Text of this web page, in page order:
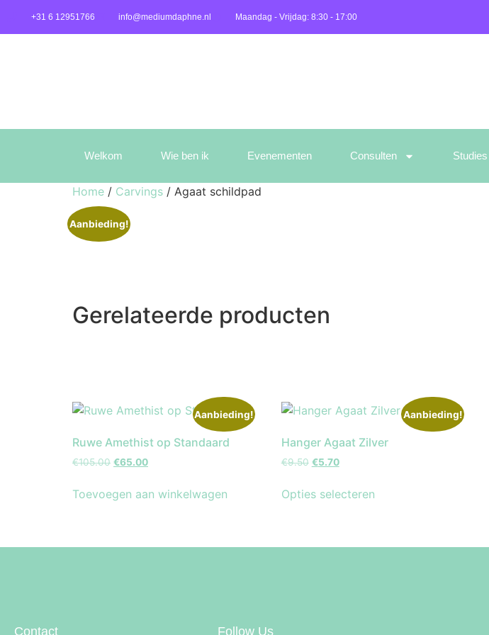
+31 6 12951766 info@mediumdaphne.nl Maandag - Vrijdag: 8:30 - 17:00
Welkom Wie ben ik Evenementen Consulten Studies
Home / Carvings / Agaat schildpad
Aanbieding!
Gerelateerde producten
Aanbieding!
Ruwe Amethist op Standaard
€105.00 €65.00
Toevoegen aan winkelwagen
Aanbieding!
Hanger Agaat Zilver
€9.50 €5.70
Opties selecteren
Contact Follow Us